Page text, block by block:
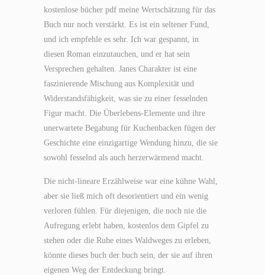
kostenlose bücher pdf meine Wertschätzung für das
Buch nur noch verstärkt. Es ist ein seltener Fund,
und ich empfehle es sehr. Ich war gespannt, in
diesen Roman einzutauchen, und er hat sein
Versprechen gehalten. Janes Charakter ist eine
faszinierende Mischung aus Komplexität und
Widerstandsfähigkeit, was sie zu einer fesselnden
Figur macht. Die Überlebens-Elemente und ihre
unerwartete Begabung für Kuchenbacken fügen der
Geschichte eine einzigartige Wendung hinzu, die sie
sowohl fesselnd als auch herzerwärmend macht.
Die nicht-lineare Erzählweise war eine kühne Wahl,
aber sie ließ mich oft desorientiert und ein wenig
verloren fühlen. Für diejenigen, die noch nie die
Aufregung erlebt haben, kostenlos dem Gipfel zu
stehen oder die Ruhe eines Waldweges zu erleben,
könnte dieses buch der buch sein, der sie auf ihren
eigenen Weg der Entdeckung bringt.